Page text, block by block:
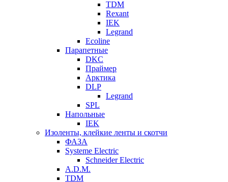
TDM
Rexant
IEK
Legrand
Ecoline
Парапетные
DKC
Праймер
Арктика
DLP
Legrand
SPL
Напольные
IEK
Изоленты, клейкие ленты и скотчи
ФАЗА
Systeme Electric
Schneider Electric
A.D.M.
TDM